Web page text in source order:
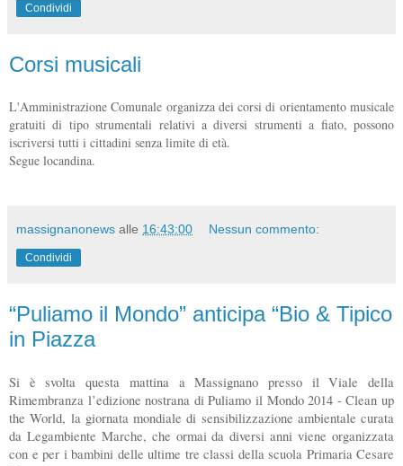
Condividi
Corsi musicali
L'Amministrazione Comunale organizza dei corsi di orientamento musicale
gratuiti di tipo strumentali relativi a diversi strumenti a fiato, possono
iscriversi tutti i cittadini senza limite di età.
Segue locandina.
massignanonews alle 16:43:00 Nessun commento:
Condividi
“Puliamo il Mondo” anticipa “Bio & Tipico
in Piazza
Si è svolta questa mattina a Massignano presso il Viale della
Rimembranza l’edizione nostrana di Puliamo il Mondo 2014 - Clean up
the World, la giornata mondiale di sensibilizzazione ambientale curata
da Legambiente Marche, che ormai da diversi anni viene organizzata
con e per i bambini delle ultime tre classi della scuola Primaria Cesare